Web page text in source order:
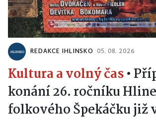
REDAKCE IHLINSKO 05. 08. 2026
Kultura a volný čas•
konání 26. ročníku
folkového Špekáčku již